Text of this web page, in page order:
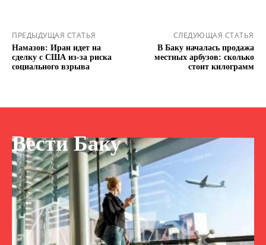
ПРЕДЫДУЩАЯ СТАТЬЯ
Намазов: Иран идет на
сделку с США из-за риска
социального взрыва
СЛЕДУЮЩАЯ СТАТЬЯ
В Баку началась продажа
местных арбузов: сколько
стоит килограмм
Вести Баку